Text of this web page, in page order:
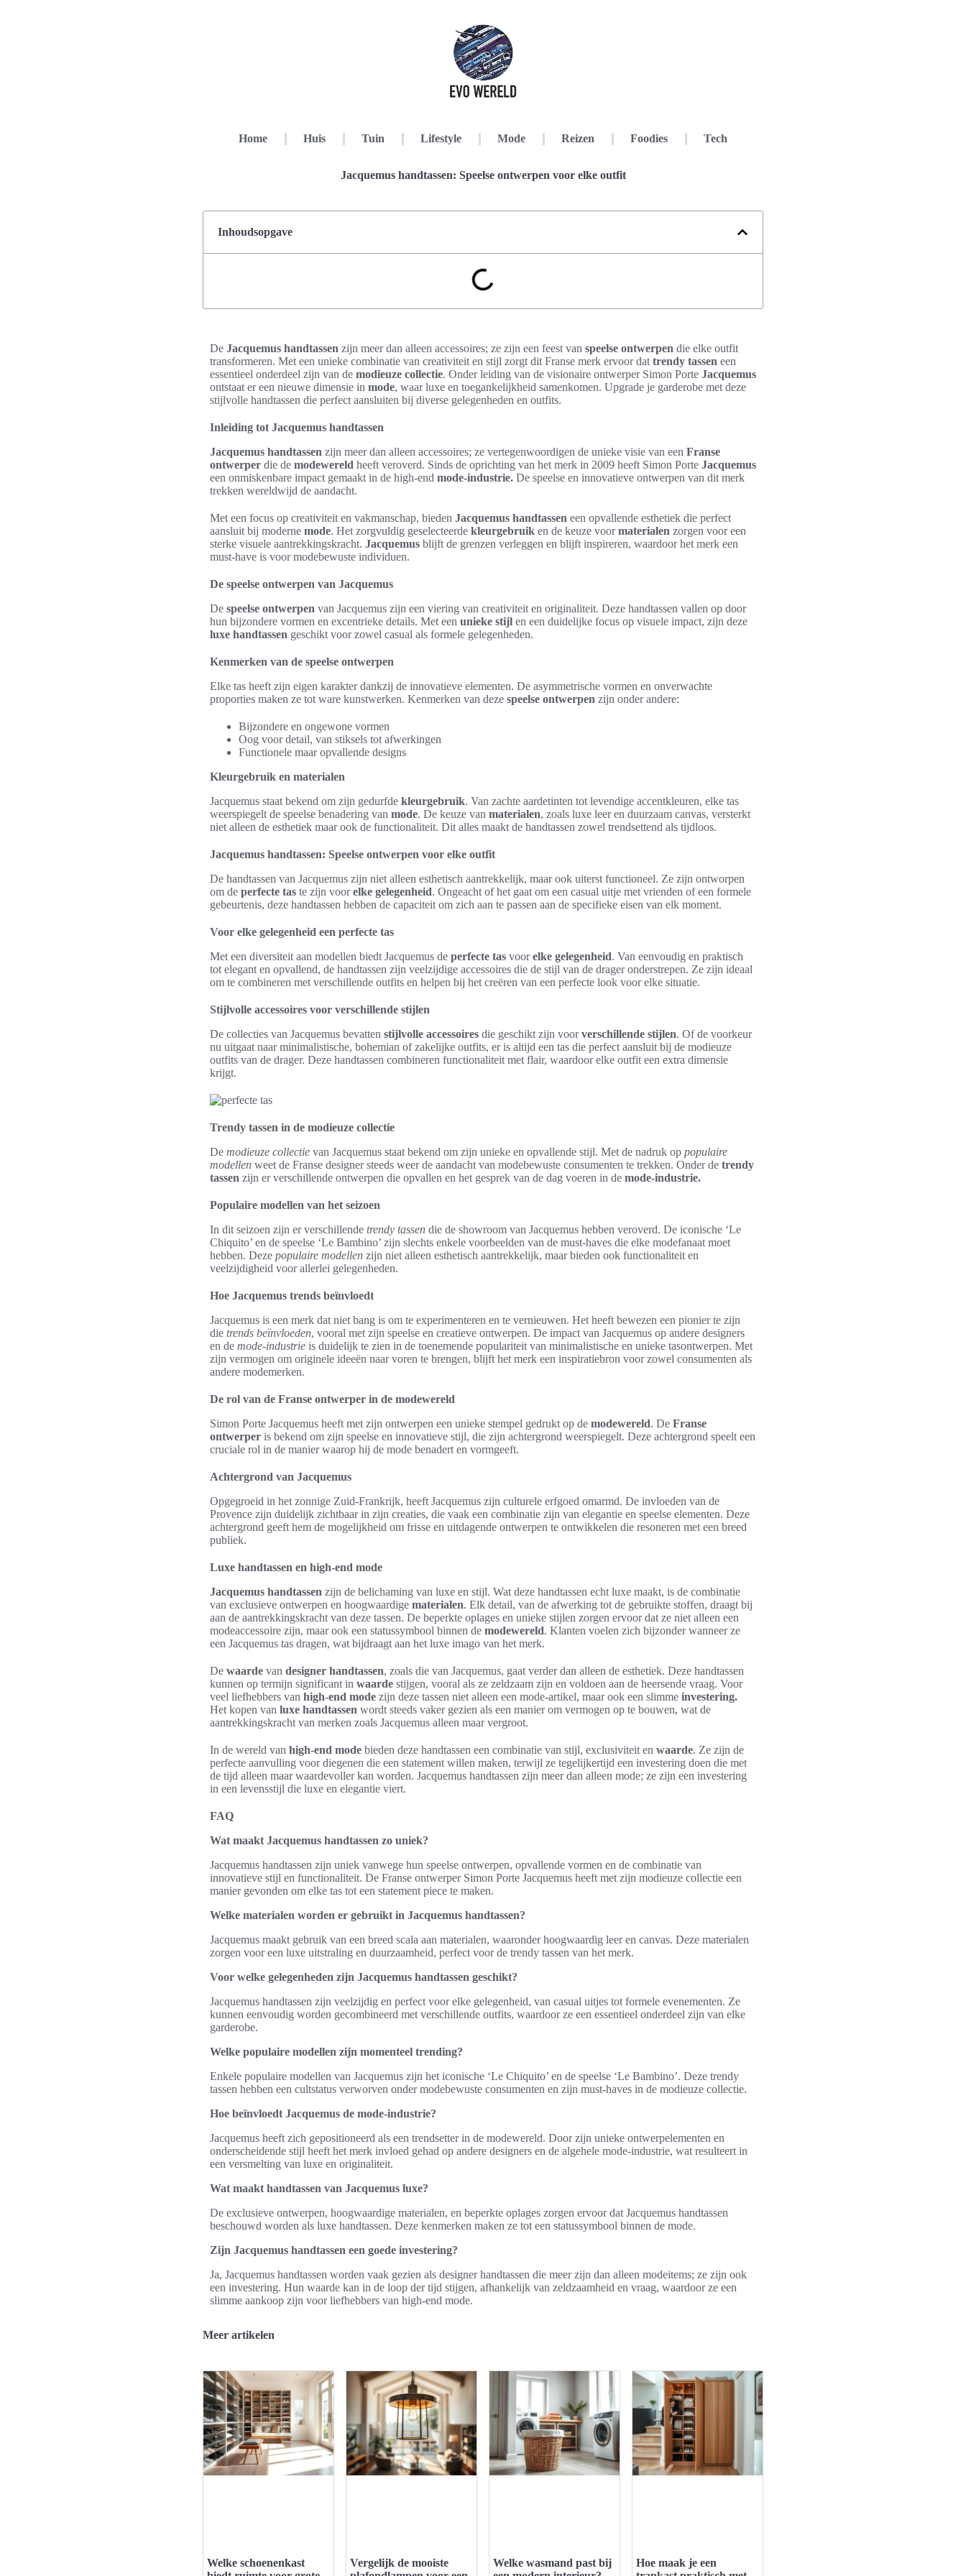
Home Huis Tuin Lifestyle Mode Reizen Foodies Tech
Jacquemus handtassen: Speelse ontwerpen voor elke outfit
Inhoudsopgave
De Jacquemus handtassen zijn meer dan alleen accessoires; ze zijn een feest van speelse ontwerpen die elke outfit
transformeren. Met een unieke combinatie van creativiteit en stijl zorgt dit Franse merk ervoor dat trendy tassen een
essentieel onderdeel zijn van de modieuze collectie. Onder leiding van de visionaire ontwerper Simon Porte Jacquemus
ontstaat er een nieuwe dimensie in mode, waar luxe en toegankelijkheid samenkomen. Upgrade je garderobe met deze
stijlvolle handtassen die perfect aansluiten bij diverse gelegenheden en outfits.
Inleiding tot Jacquemus handtassen
Jacquemus handtassen zijn meer dan alleen accessoires; ze vertegenwoordigen de unieke visie van een Franse
ontwerper die de modewereld heeft veroverd. Sinds de oprichting van het merk in 2009 heeft Simon Porte Jacquemus
een onmiskenbare impact gemaakt in de high-end mode-industrie. De speelse en innovatieve ontwerpen van dit merk
trekken wereldwijd de aandacht.
Met een focus op creativiteit en vakmanschap, bieden Jacquemus handtassen een opvallende esthetiek die perfect
aansluit bij moderne mode. Het zorgvuldig geselecteerde kleurgebruik en de keuze voormaterialen zorgen voor een
sterke visuele aantrekkingskracht. Jacquemus blijft de grenzen verleggen en blijft inspireren, waardoor het merk een
must-have is voor modebewuste individuen.
De speelse ontwerpen van Jacquemus
De speelse ontwerpen van Jacquemus zijn een viering van creativiteit en originaliteit. Deze handtassen vallen op door
hun bijzondere vormen en excentrieke details. Met een unieke stijl en een duidelijke focus op visuele impact, zijn deze
luxe handtassen geschikt voor zowel casual als formele gelegenheden.
Kenmerken van de speelse ontwerpen
Elke tas heeft zijn eigen karakter dankzij de innovatieve elementen. De asymmetrische vormen en onverwachte
proporties maken ze tot ware kunstwerken. Kenmerken van deze speelse ontwerpen zijn onder andere:
Bijzondere en ongewone vormen
Oog voor detail, van stiksels tot afwerkingen
Functionele maar opvallende designs
Kleurgebruik en materialen
Jacquemus staat bekend om zijn gedurfde kleurgebruik. Van zachte aardetinten tot levendige accentkleuren, elke tas
weerspiegelt de speelse benadering van mode. De keuze van materialen, zoals luxe leer en duurzaam canvas, versterkt
niet alleen de esthetiek maar ook de functionaliteit. Dit alles maakt de handtassen zowel trendsettend als tijdloos.
Jacquemus handtassen: Speelse ontwerpen voor elke outfit
De handtassen van Jacquemus zijn niet alleen esthetisch aantrekkelijk, maar ook uiterst functioneel. Ze zijn ontworpen
om de perfecte tas te zijn voorelke gelegenheid. Ongeacht of het gaat om een casual uitje met vrienden of een formele
gebeurtenis, deze handtassen hebben de capaciteit om zich aan te passen aan de specifieke eisen van elk moment.
Voor elke gelegenheid een perfecte tas
Met een diversiteit aan modellen biedt Jacquemus de perfecte tas voorelke gelegenheid. Van eenvoudig en praktisch
tot elegant en opvallend, de handtassen zijn veelzijdige accessoires die de stijl van de drager onderstrepen. Ze zijn ideaal
om te combineren met verschillende outfits en helpen bij het creëren van een perfecte look voor elke situatie.
Stijlvolle accessoires voor verschillende stijlen
De collecties van Jacquemus bevatten stijlvolle accessoires die geschikt zijn voorverschillende stijlen. Of de voorkeur
nu uitgaat naar minimalistische, bohemian of zakelijke outfits, er is altijd een tas die perfect aansluit bij de modieuze
outfits van de drager. Deze handtassen combineren functionaliteit met flair, waardoor elke outfit een extra dimensie
krijgt.
Trendy tassen in de modieuze collectie
De modieuze collectie van Jacquemus staat bekend om zijn unieke en opvallende stijl. Met de nadruk op populaire
modellen weet de Franse designer steeds weer de aandacht van modebewuste consumenten te trekken. Onder de trendy
tassen zijn er verschillende ontwerpen die opvallen en het gesprek van de dag voeren in de mode-industrie.
Populaire modellen van het seizoen
In dit seizoen zijn er verschillende trendy tassen die de showroom van Jacquemus hebben veroverd. De iconische ‘Le
Chiquito’ en de speelse ‘Le Bambino’ zijn slechts enkele voorbeelden van de must-haves die elke modefanaat moet
hebben. Deze populaire modellen zijn niet alleen esthetisch aantrekkelijk, maar bieden ook functionaliteit en
veelzijdigheid voor allerlei gelegenheden.
Hoe Jacquemus trends beïnvloedt
Jacquemus is een merk dat niet bang is om te experimenteren en te vernieuwen. Het heeft bewezen een pionier te zijn
die trends beïnvloeden, vooral met zijn speelse en creatieve ontwerpen. De impact van Jacquemus op andere designers
en de mode-industrie is duidelijk te zien in de toenemende populariteit van minimalistische en unieke tasontwerpen. Met
zijn vermogen om originele ideeën naar voren te brengen, blijft het merk een inspiratiebron voor zowel consumenten als
andere modemerken.
De rol van de Franse ontwerper in de modewereld
Simon Porte Jacquemus heeft met zijn ontwerpen een unieke stempel gedrukt op de modewereld. De Franse
ontwerper is bekend om zijn speelse en innovatieve stijl, die zijn achtergrond weerspiegelt. Deze achtergrond speelt een
cruciale rol in de manier waarop hij de mode benadert en vormgeeft.
Achtergrond van Jacquemus
Opgegroeid in het zonnige Zuid-Frankrijk, heeft Jacquemus zijn culturele erfgoed omarmd. De invloeden van de
Provence zijn duidelijk zichtbaar in zijn creaties, die vaak een combinatie zijn van elegantie en speelse elementen. Deze
achtergrond geeft hem de mogelijkheid om frisse en uitdagende ontwerpen te ontwikkelen die resoneren met een breed
publiek.
Luxe handtassen en high-end mode
Jacquemus handtassen zijn de belichaming van luxe en stijl. Wat deze handtassen echt luxe maakt, is de combinatie
van exclusieve ontwerpen en hoogwaardige materialen. Elk detail, van de afwerking tot de gebruikte stoffen, draagt bij
aan de aantrekkingskracht van deze tassen. De beperkte oplages en unieke stijlen zorgen ervoor dat ze niet alleen een
modeaccessoire zijn, maar ook een statussymbool binnen de modewereld. Klanten voelen zich bijzonder wanneer ze
een Jacquemus tas dragen, wat bijdraagt aan het luxe imago van het merk.
De waarde van designer handtassen, zoals die van Jacquemus, gaat verder dan alleen de esthetiek. Deze handtassen
kunnen op termijn significant in waarde stijgen, vooral als ze zeldzaam zijn en voldoen aan de heersende vraag. Voor
veel liefhebbers van high-end mode zijn deze tassen niet alleen een mode-artikel, maar ook een slimme investering.
Het kopen van luxe handtassen wordt steeds vaker gezien als een manier om vermogen op te bouwen, wat de
aantrekkingskracht van merken zoals Jacquemus alleen maar vergroot.
In de wereld van high-end mode bieden deze handtassen een combinatie van stijl, exclusiviteit en waarde. Ze zijn de
perfecte aanvulling voor diegenen die een statement willen maken, terwijl ze tegelijkertijd een investering doen die met
de tijd alleen maar waardevoller kan worden. Jacquemus handtassen zijn meer dan alleen mode; ze zijn een investering
in een levensstijl die luxe en elegantie viert.
FAQ
Wat maakt Jacquemus handtassen zo uniek?
Jacquemus handtassen zijn uniek vanwege hun speelse ontwerpen, opvallende vormen en de combinatie van
innovatieve stijl en functionaliteit. De Franse ontwerper Simon Porte Jacquemus heeft met zijn modieuze collectie een
manier gevonden om elke tas tot een statement piece te maken.
Welke materialen worden er gebruikt in Jacquemus handtassen?
Jacquemus maakt gebruik van een breed scala aan materialen, waaronder hoogwaardig leer en canvas. Deze materialen
zorgen voor een luxe uitstraling en duurzaamheid, perfect voor de trendy tassen van het merk.
Voor welke gelegenheden zijn Jacquemus handtassen geschikt?
Jacquemus handtassen zijn veelzijdig en perfect voor elke gelegenheid, van casual uitjes tot formele evenementen. Ze
kunnen eenvoudig worden gecombineerd met verschillende outfits, waardoor ze een essentieel onderdeel zijn van elke
garderobe.
Welke populaire modellen zijn momenteel trending?
Enkele populaire modellen van Jacquemus zijn het iconische ‘Le Chiquito’ en de speelse ‘Le Bambino’. Deze trendy
tassen hebben een cultstatus verworven onder modebewuste consumenten en zijn must-haves in de modieuze collectie.
Hoe beïnvloedt Jacquemus de mode-industrie?
Jacquemus heeft zich gepositioneerd als een trendsetter in de modewereld. Door zijn unieke ontwerpelementen en
onderscheidende stijl heeft het merk invloed gehad op andere designers en de algehele mode-industrie, wat resulteert in
een versmelting van luxe en originaliteit.
Wat maakt handtassen van Jacquemus luxe?
De exclusieve ontwerpen, hoogwaardige materialen, en beperkte oplages zorgen ervoor dat Jacquemus handtassen
beschouwd worden als luxe handtassen. Deze kenmerken maken ze tot een statussymbool binnen de mode.
Zijn Jacquemus handtassen een goede investering?
Ja, Jacquemus handtassen worden vaak gezien als designer handtassen die meer zijn dan alleen modeitems; ze zijn ook
een investering. Hun waarde kan in de loop der tijd stijgen, afhankelijk van zeldzaamheid en vraag, waardoor ze een
slimme aankoop zijn voor liefhebbers van high-end mode.
Meer artikelen
Welke schoenenkast
Vergelijk de mooiste
Welke wasmand past bij
Hoe maak je een